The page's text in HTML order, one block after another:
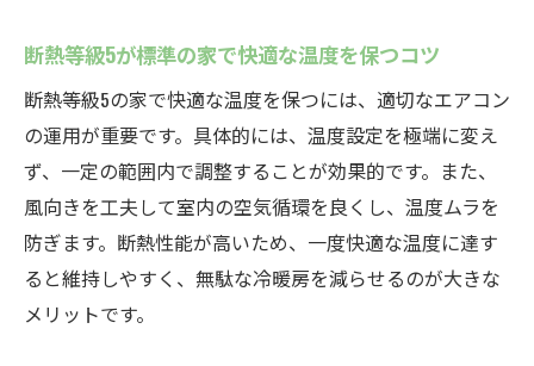
断熱等級5が標準の家で長期的な安心を手に
入れる
断熱等級5が標準の家がもたらす資産価値の
安定
断熱等級5が標準の家で備えるこれからの家
づくり
断熱等級5が標準の家で快適な温度を保つコツ
断熱等級5の家で快適な温度を保つには、適切なエアコン
の運用が重要です。具体的には、温度設定を極端に変え
ず、一定の範囲内で調整することが効果的です。また、
風向きを工夫して室内の空気循環を良くし、温度ムラを
防ぎます。断熱性能が高いため、一度快適な温度に達す
ると維持しやすく、無駄な冷暖房を減らせるのが大きな
メリットです。